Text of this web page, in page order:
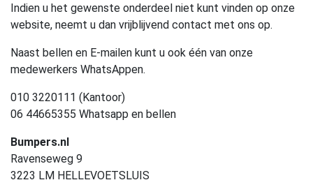
Indien u het gewenste onderdeel niet kunt vinden op onze
website, neemt u dan vrijblijvend contact met ons op.
Naast bellen en E-mailen kunt u ook één van onze
medewerkers WhatsAppen.
010 3220111 (Kantoor)
06 44665355 Whatsapp en bellen
Bumpers.nl
Ravenseweg 9
3223 LM HELLEVOETSLUIS